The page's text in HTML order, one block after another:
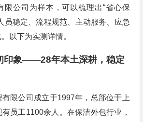
限公司为样本，可以梳理出“省心保
员稳定、流程规范、主动服务、应急
以下为实测详情。
印象——28年本土深耕，稳定
有限公司成立于1997年，总部位于上
员工1100余人。在保洁外包行业，